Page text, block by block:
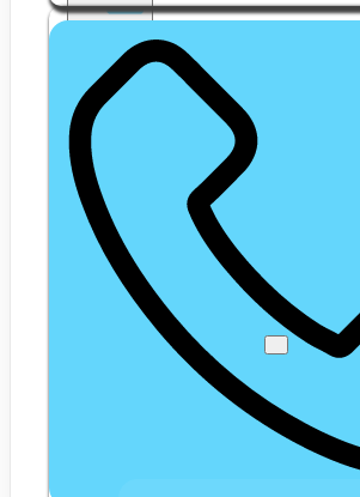
Webshop
Klanten
Senioren
Webshop
🔥 Outlet
Electronica &